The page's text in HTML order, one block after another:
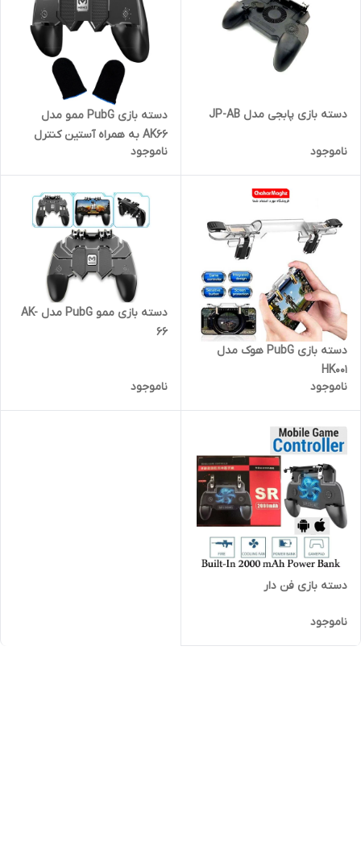
دسته بازی پابجی مدل JP-AB
ناموجود
دسته بازی PubG ممو مدل
AK66 به همراه آستین کنترل
کننده انگشت
ناموجود
دسته بازی PubG هوک مدل
HK001
ناموجود
دسته بازی ممو PubG مدل AK-
66
ناموجود
دسته بازی فن دار
ناموجود